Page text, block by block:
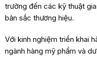
trường đến các kỹ thuật
bản sắc thương hiệu.
Với kinh nghiệm triển khai
ngành hàng mỹ phẩm và